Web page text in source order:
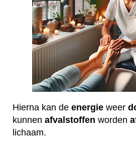
Hierna kan de energie weer
kunnen afvalstoffen worden
lichaam.